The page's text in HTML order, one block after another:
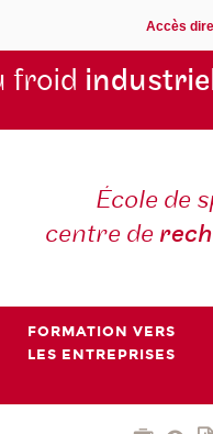
Accès
froid
École de
centre de
FORMATION VERS
LES ENTREPRISES